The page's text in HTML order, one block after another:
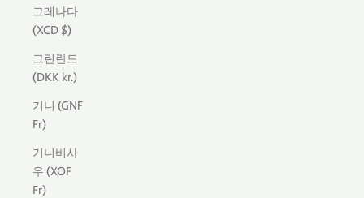
그레나다
(XCD $)
그린란드
(DKK kr.)
기니 (GNF
Fr)
기니비사
우 (XOF
Fr)